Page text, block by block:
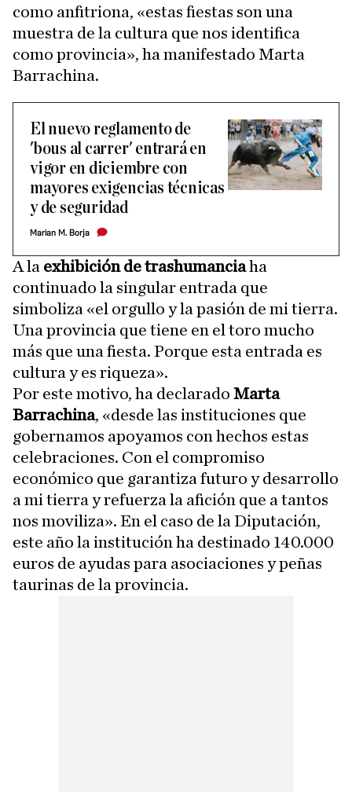
como anfitriona, «estas fiestas son una
muestra de la cultura que nos identifica
como provincia», ha manifestado Marta
Barrachina.
El nuevo reglamento de
'bous al carrer' entrará en
vigor en diciembre con
mayores exigencias técnicas
y de seguridad
Marian M. Borja
A la exhibición de trashumanciaha
continuado la singular entrada que
simboliza «el orgullo y la pasión de mi tierra.
Una provincia que tiene en el toro mucho
más que una fiesta. Porque esta entrada es
cultura y es riqueza».
Por este motivo, ha declarado Marta
Barrachina, «desde las instituciones que
gobernamos apoyamos con hechos estas
celebraciones. Con el compromiso
económico que garantiza futuro y desarrollo
a mi tierra y refuerza la afición que a tantos
nos moviliza». En el caso de la Diputación,
este año la institución ha destinado 140.000
euros de ayudas para asociaciones y peñas
taurinas de la provincia.